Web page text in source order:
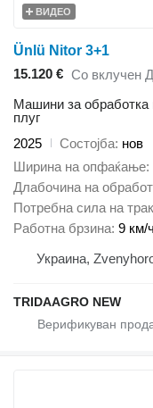
ВИДЕО
Ünlü Nitor 3+1
15.120 € Со вклучен
Машини за обработка
плуг
2025
Состојба нов
Ширина на опфаќање
Длабочина на
Потребна сила на
Работна брзина 9 км/ч
Украина,
TRIDAAGRO NEW